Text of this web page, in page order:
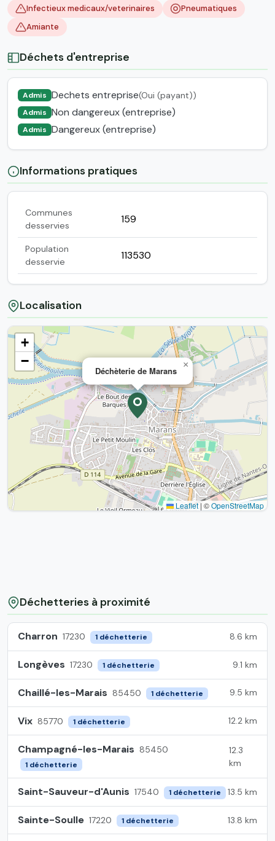
Infectieux medicaux/veterinaires
Pneumatiques
Amiante
Déchets d'entreprise
Admis Dechets entreprise(Oui (payant))
Admis Non dangereux (entreprise)
Admis Dangereux (entreprise)
Informations pratiques
Communes
desservies
159
Population
desservie
113530
Localisation
Déchèterie de Marans
×
+
−
Leaflet|©OpenStreetMap
Déchetteries à proximité
Charron 17230 1 déchetterie 8.6 km
Longèves 17230 1 déchetterie 9.1 km
Chaillé-les-Marais 85450 1 déchetterie 9.5 km
Vix 85770 1 déchetterie 12.2 km
Champagné-les-Marais 85450
1 déchetterie
12.3
km
Saint-Sauveur-d'Aunis 17540 1 déchetterie 13.5 km
Sainte-Soulle 17220 1 déchetterie 13.8 km